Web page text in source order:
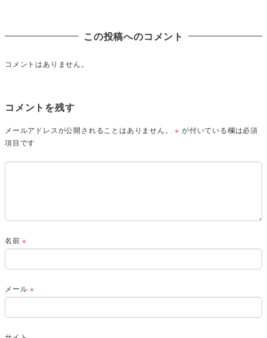
この投稿へのコメント
コメントはありません。
コメントを残す
メールアドレスが公開されることはありません。 ※ が付いている欄は必須
項目です
名前※
メール※